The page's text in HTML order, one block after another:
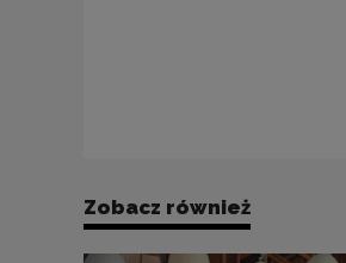
Zobacz również